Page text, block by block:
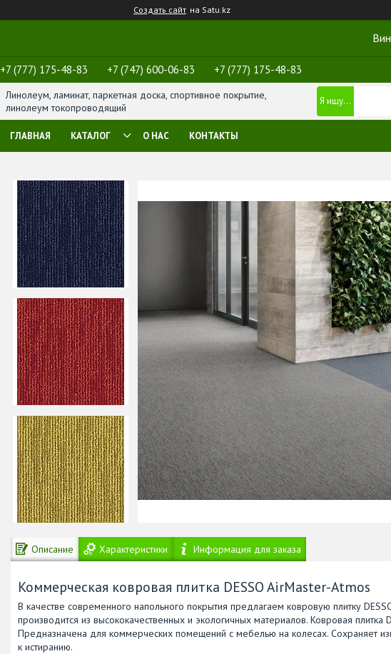
Создать сайт на Satu.kz
+7 (777) 175-48-83 +7 (747) 600-06-83 +7 (777) 175-48-83
Линолеум, ламинат, паркетная доска, спортивное покрытие,
линолеум токопроводящий
ГЛАВНАЯ КАТАЛОГ О НАС КОНТАКТЫ
Описание Характеристики Информация для заказа
Коммерческая ковровая плитка DESSO AirMaster-Atmos
В качестве современного напольного покрытия предлагаем ковровую плитку
производится из высококачественных и экологичных материалов. Ковровая плитка
Предназначена для коммерческих помещений с мебелью на колесах. Сохраняет
к истиранию.